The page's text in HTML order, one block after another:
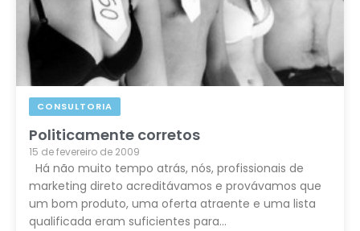
CONSULTORIA
Politicamente corretos
15 de fevereiro de 2009
Há não muito tempo atrás, nós, profissionais de
marketing direto acreditávamos e provávamos que
um bom produto, uma oferta atraente e uma lista
qualificada eram suficientes para…